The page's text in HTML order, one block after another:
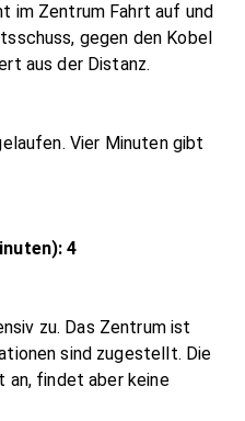
im Zentrum Fahrt auf und
gegen den Kobel
aus der Distanz.
Vier Minuten gibt
4
zu. Das Zentrum ist
sind zugestellt. Die
an, findet aber keine